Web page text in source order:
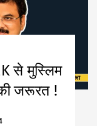
से मुस्लिम
जरूरत !